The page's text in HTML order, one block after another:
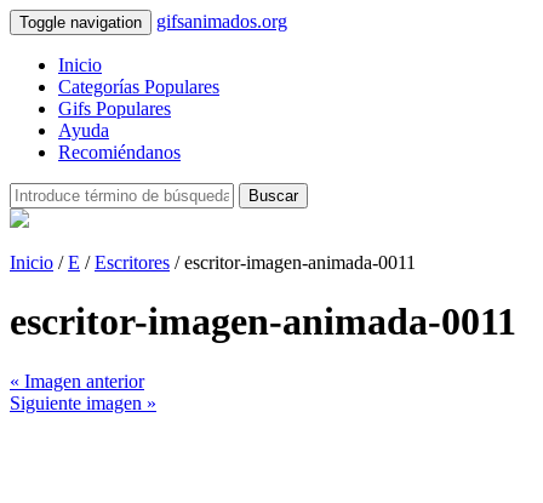
Toggle navigation gifsanimados.org
Inicio
Categorías Populares
Gifs Populares
Ayuda
Recomiéndanos
Buscar
Inicio /E /Escritores / escritor-imagen-animada-0011
escritor-imagen-animada-0011
« Imagen anterior
Siguiente imagen »